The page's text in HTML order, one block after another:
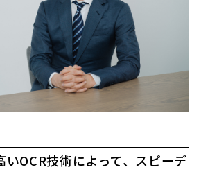
いOCR技術によって、スピーデ